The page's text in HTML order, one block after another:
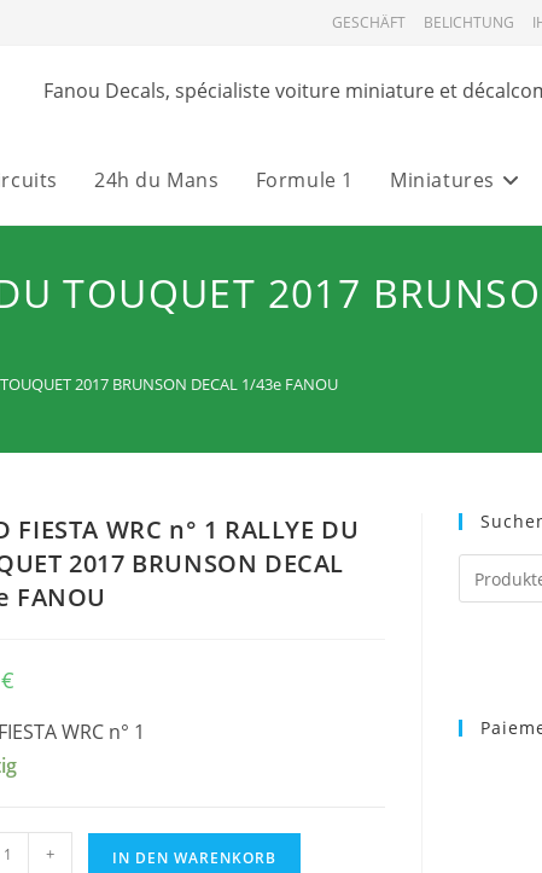
GESCHÄFT BELICHTUNG
Fanou Decals, spécialiste voiture miniature et
24h du Mans Formule 1 Miniatures
TOUQUET 2017
2017 BRUNSON DECAL 1/43e FANOU
FIESTA WRC n° 1 RALLYE DU
2017 BRUNSON DECAL
FANOU
€
WRC n° 1
+ IN DEN WARENKORB